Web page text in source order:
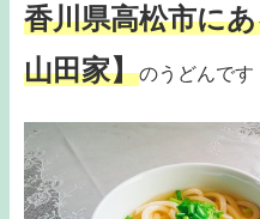
香川県高松市に
山田家】のうどんです